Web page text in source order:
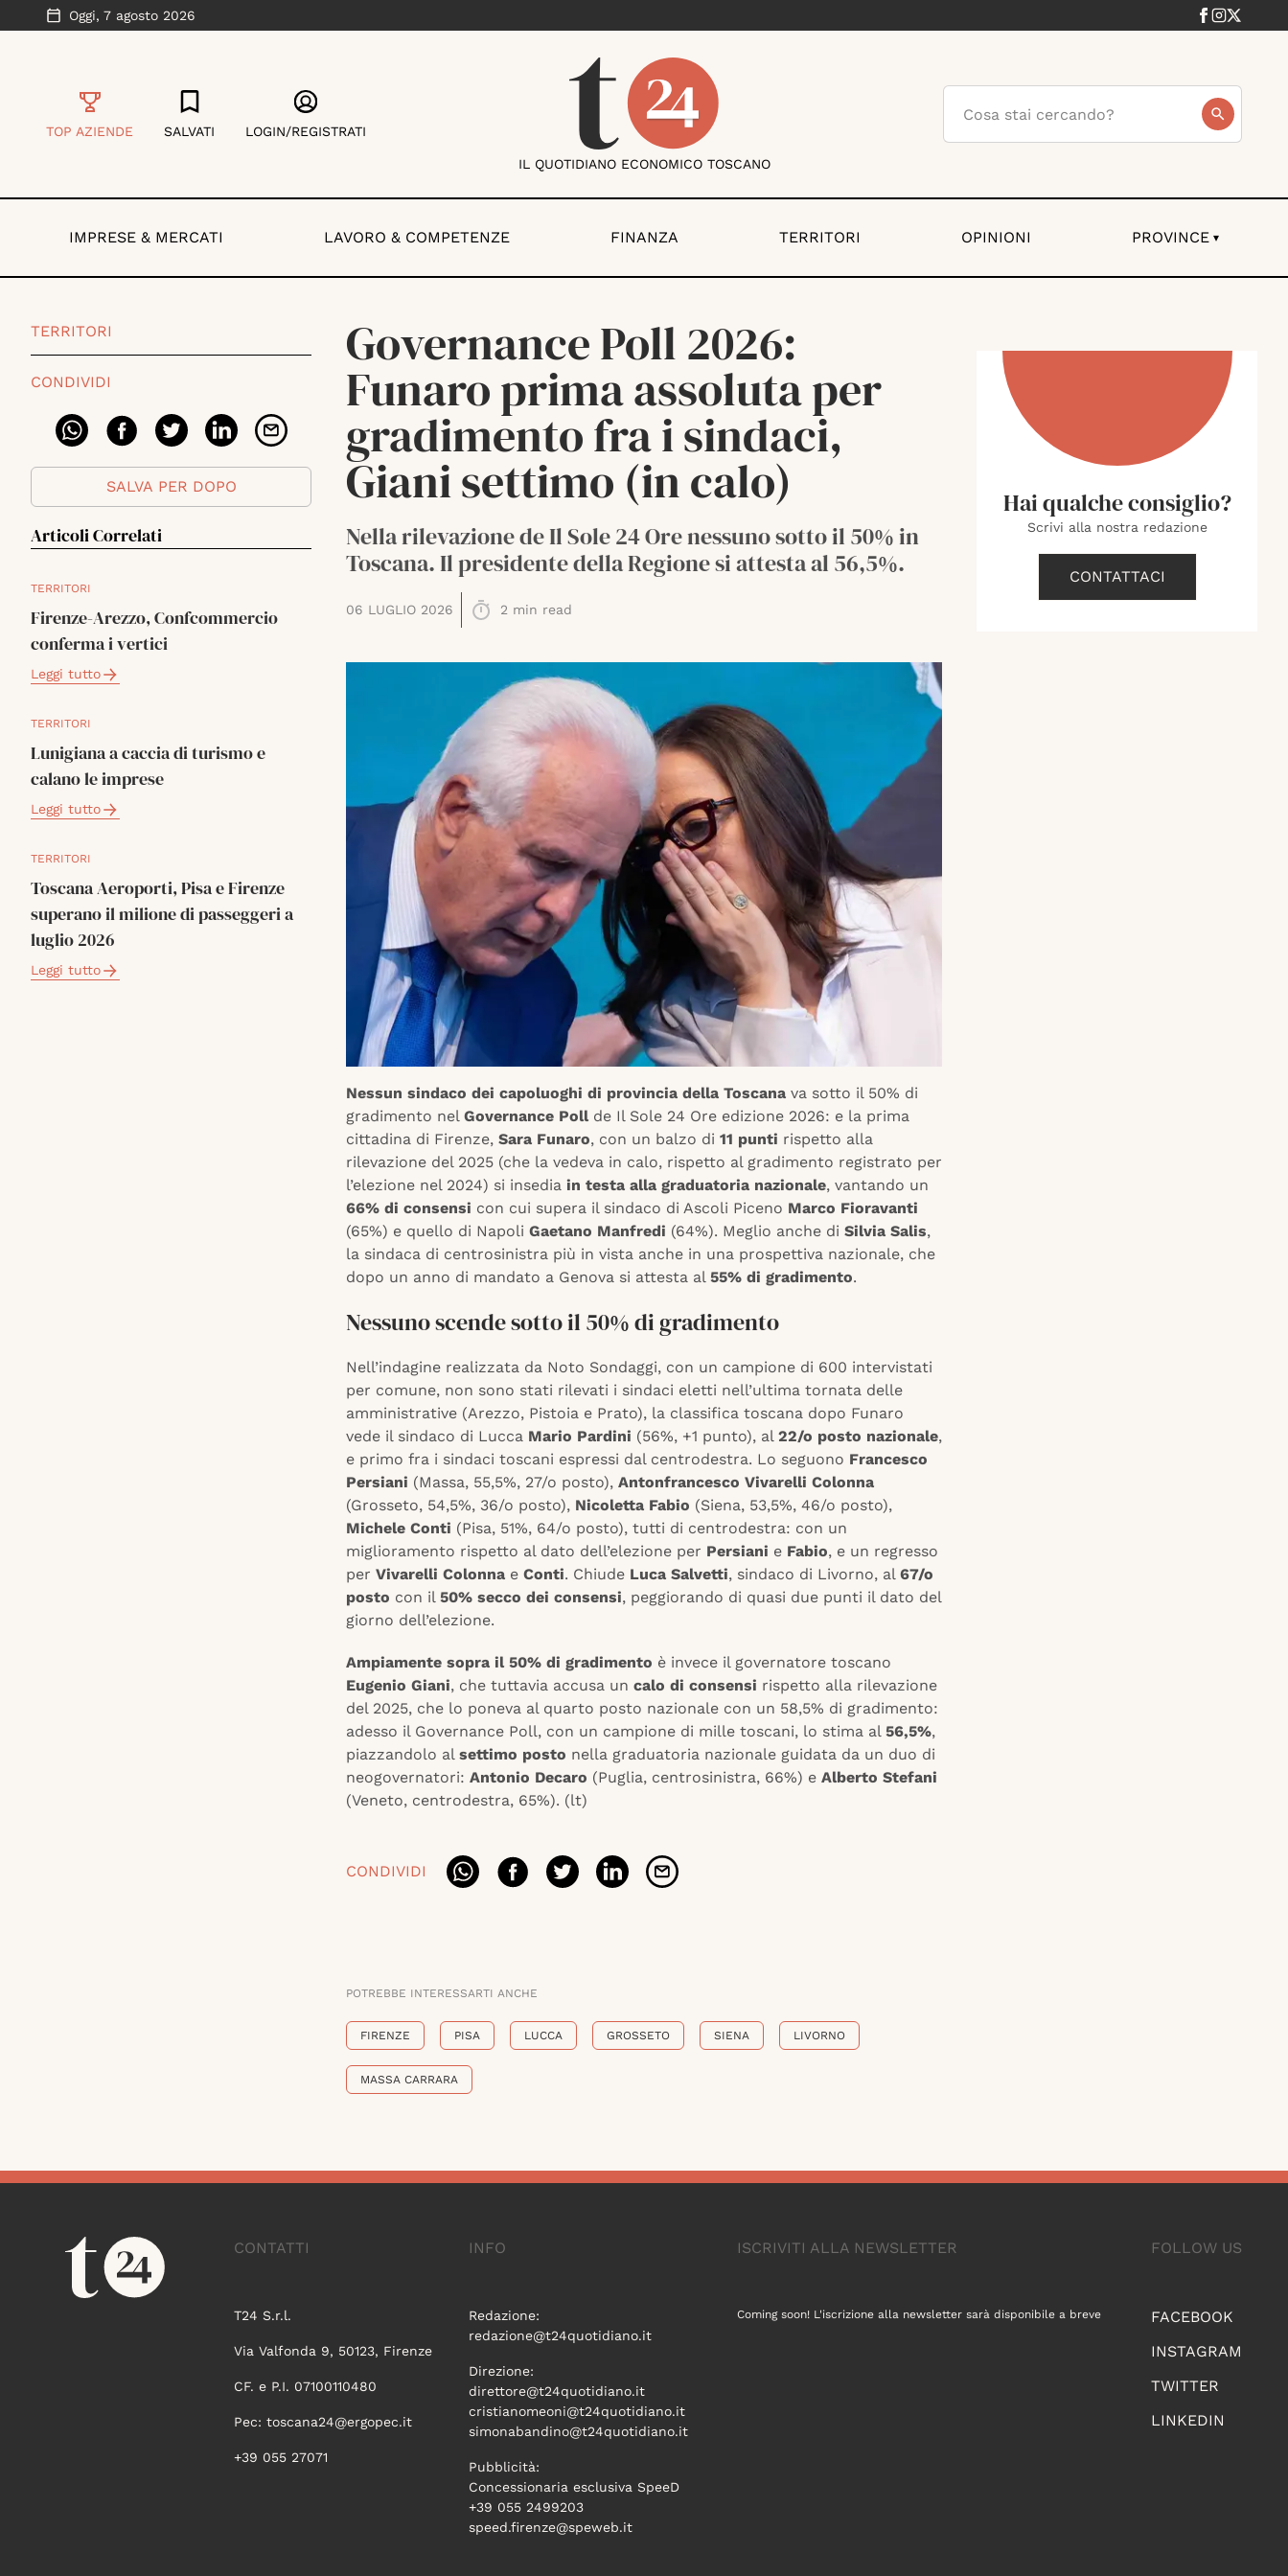
Oggi, 7 agosto 2026
TOP AZIENDE SALVATI LOGIN/REGISTRATI
IL QUOTIDIANO ECONOMICO TOSCANO
IMPRESE & MERCATI LAVORO & COMPETENZE FINANZA TERRITORI OPINIONI PROVINCE ▾
TERRITORI
CONDIVIDI
SALVA PER DOPO
Articoli Correlati
TERRITORI
Firenze-Arezzo, Confcommercio
conferma i vertici
Leggi tutto
TERRITORI
Lunigiana a caccia di turismo e
calano le imprese
Leggi tutto
TERRITORI
Toscana Aeroporti, Pisa e Firenze
superano il milione di passeggeri a
luglio 2026
Leggi tutto
Governance Poll 2026:
Funaro prima assoluta per
gradimento fra i sindaci,
Giani settimo (in calo)
Nella rilevazione de Il Sole 24 Ore nessuno sotto il 50% in
Toscana. Il presidente della Regione si attesta al 56,5%.
06 LUGLIO 2026 2 min read
Nessun sindaco dei capoluoghi di provincia della Toscana va sotto il 50% di
gradimento nel Governance Pollde Il Sole 24 Ore edizione 2026: e la prima
cittadina di Firenze, Sara Funaro, con un balzo di 11 punti rispetto alla
rilevazione del 2025 (che la vedeva in calo, rispetto al gradimento registrato per
l’elezione nel 2024) si insedia in testa alla graduatoria nazionale, vantando un
66% di consensi con cui supera il sindaco di Ascoli Piceno Marco Fioravanti
(65%) e quello di Napoli Gaetano Manfredi (64%). Meglio anche di Silvia Salis,
la sindaca di centrosinistra più in vista anche in una prospettiva nazionale, che
dopo un anno di mandato a Genova si attesta al 55% di gradimento.
Nessuno scende sotto il 50% di gradimento
Nell’indagine realizzata da Noto Sondaggi, con un campione di 600 intervistati
per comune, non sono stati rilevati i sindaci eletti nell’ultima tornata delle
amministrative (Arezzo, Pistoia e Prato), la classifica toscana dopo Funaro
vede il sindaco di Lucca Mario Pardini (56%, +1 punto), al 22/o posto nazionale,
e primo fra i sindaci toscani espressi dal centrodestra. Lo seguono Francesco
Persiani (Massa, 55,5%, 27/o posto), Antonfrancesco Vivarelli Colonna
(Grosseto, 54,5%, 36/o posto), Nicoletta Fabio (Siena, 53,5%, 46/o posto),
Michele Conti (Pisa, 51%, 64/o posto), tutti di centrodestra: con un
miglioramento rispetto al dato dell’elezione per Persiani e Fabio, e un regresso
per Vivarelli Colonna e Conti. Chiude Luca Salvetti, sindaco di Livorno, al 67/o
posto con il 50% secco dei consensi, peggiorando di quasi due punti il dato del
giorno dell’elezione.
Ampiamente sopra il 50% di gradimento è invece il governatore toscano
Eugenio Giani, che tuttavia accusa un calo di consensi rispetto alla rilevazione
del 2025, che lo poneva al quarto posto nazionale con un 58,5% di gradimento:
adesso il Governance Poll, con un campione di mille toscani, lo stima al 56,5%,
piazzandolo al settimo posto nella graduatoria nazionale guidata da un duo di
neogovernatori: Antonio Decaro (Puglia, centrosinistra, 66%) e Alberto Stefani
(Veneto, centrodestra, 65%). (lt)
CONDIVIDI
POTREBBE INTERESSARTI ANCHE
FIRENZE PISA LUCCA GROSSETO SIENA LIVORNO
MASSA CARRARA
Hai qualche consiglio?
Scrivi alla nostra redazione
CONTATTACI
CONTATTI
T24 S.r.l.
Via Valfonda 9, 50123, Firenze
CF. e P.I. 07100110480
Pec: toscana24@ergopec.it
+39 055 27071
INFO
Redazione:
redazione@t24quotidiano.it
Direzione:
direttore@t24quotidiano.it
cristianomeoni@t24quotidiano.it
simonabandino@t24quotidiano.it
Pubblicità:
Concessionaria esclusiva SpeeD
+39 055 2499203
speed.firenze@speweb.it
FOLLOW US
FACEBOOK
INSTAGRAM
TWITTER
LINKEDIN
ISCRIVITI ALLA NEWSLETTER
Coming soon! L'iscrizione alla newsletter sarà disponibile a breve